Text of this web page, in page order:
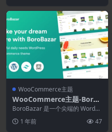
WooCommerce主题
WooCommerce主题-BoroB
azar 2.0.5–杂货店 WooCom
merce WordPress主题
BoroBazar 是一个尖端的 WordPr
货...1 年前 47